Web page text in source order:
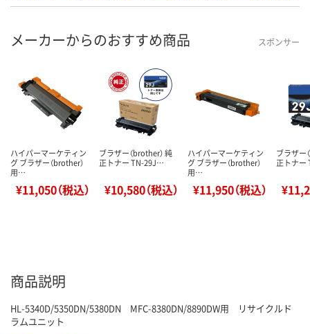
メーカーからのおすすめ商品 スポンサー
ハイパーマーケティン
グ ブラザー（brother）
用…
¥11,050（税込）
ブラザー（brother） 純
正トナー TN-29J…
¥10,580（税込）
ハイパーマーケティン
グ ブラザー（brother）
用…
¥11,950（税込）
ブラザー
正トナー
商品説明
HL-5340D/5350DN/5380DN MFC-8380DN/8890DW用 リサイクルド
ラムユニット